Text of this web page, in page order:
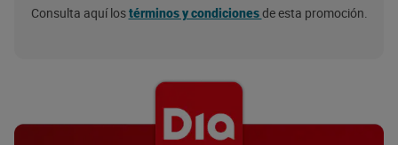
Consulta aquí lostérminos y condicionesde esta promoción.